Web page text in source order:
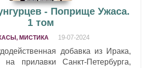
- Поприще Ужаса.
1 том
МИСТИКА 19-07-2024
добавка из Ирака,
на прилавки Санкт-Петербурга,